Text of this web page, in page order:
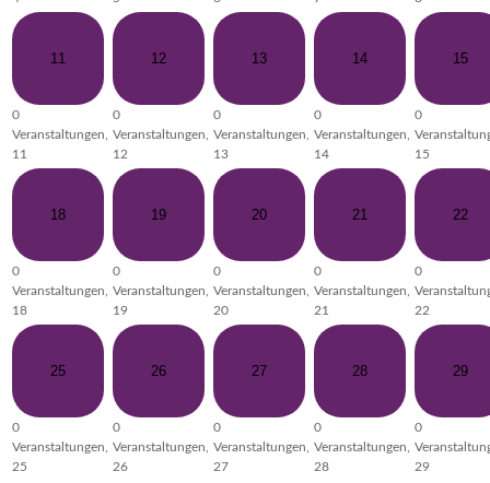
11
0
Veranstaltungen,
11
12
0
Veranstaltungen,
12
13
0
Veranstaltungen,
13
14
0
Veranstaltungen,
14
15
0
15
18
0
Veranstaltungen,
18
19
0
Veranstaltungen,
19
20
0
Veranstaltungen,
20
21
0
Veranstaltungen,
21
22
0
22
25
0
Veranstaltungen,
25
26
0
Veranstaltungen,
26
27
0
Veranstaltungen,
27
28
0
Veranstaltungen,
28
29
0
29